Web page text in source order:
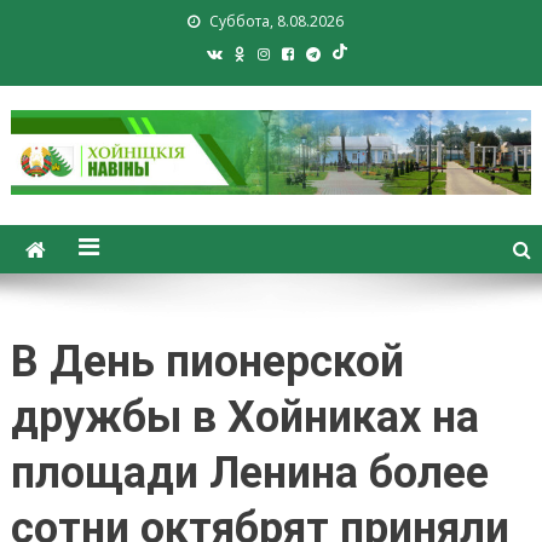
Суббота, 8.08.2026
Хойники. Хойнiцкiя навiны.
Новости Хойник. Районная
В День пионерской
дружбы в Хойниках на
площади Ленина более
сотни октябрят приняли